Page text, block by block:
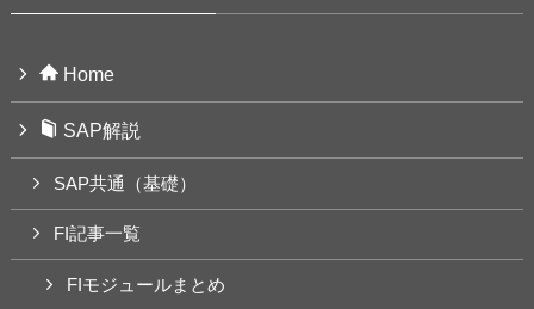
Home
SAP解説
SAP共通（基礎）
FI記事一覧
FIモジュールまとめ